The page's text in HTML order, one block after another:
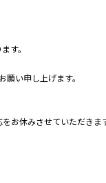
す。
い申し上げます。
お休みさせていただきま